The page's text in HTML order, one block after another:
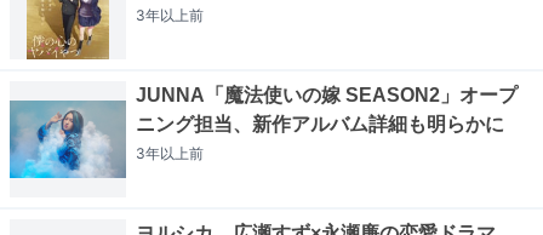
3年以上前
JUNNA「魔法使いの嫁 SEASON2」オープ
ニング担当、新作アルバム詳細も明らかに
3年以上前